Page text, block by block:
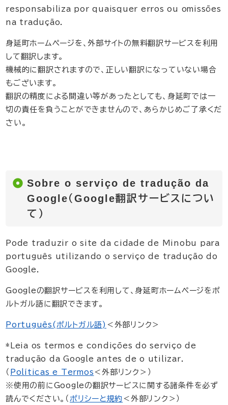
responsabiliza por quaisquer erros ou omissões
na tradução.
身延町ホームページを、外部サイトの無料翻訳サービスを利用
して翻訳します。
機械的に翻訳されますので、正しい翻訳になっていない場合
もございます。
翻訳の精度による間違い等があったとしても、身延町では一
切の責任を負うことができませんので、あらかじめご了承くだ
さい。
Sobre o serviço de tradução da
Google（Google翻訳サービスについ
て）
Pode traduzir o site da cidade de Minobu para
português utilizando o serviço de tradução do
Google.
Googleの翻訳サービスを利用して、身延町ホームページをポ
ルトガル語に翻訳できます。
Português​​​(ポルトガル語) ＜外部リンク＞
*Leia os termos e condições do serviço de
tradução da Google antes de o utilizar.
（ Políticas e Termos ＜外部リンク＞ ​​）
​※使用の前にGoogleの翻訳サービスに関する諸条件を必ず
読んでください。（ ポリシーと規約 ＜外部リンク＞ ）